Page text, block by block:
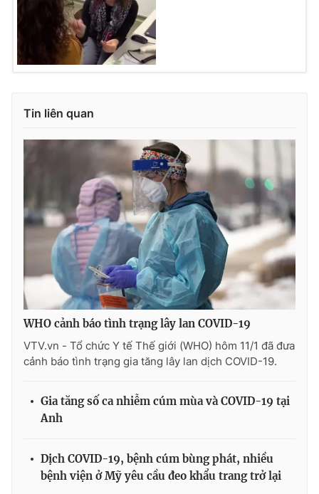
Ðiện thoại Thời báo VTV:024.66 897 897
toasoan@vtv.vn
Liên hệ quảng cáo:024-7300.7108
® Cấm sao chép dưới mọi hình thức nếu không có sự chấp
thuận bằng văn bản. Ghi rõ nguồn VTV.vn khi phát hành lại
thông tin từ website này.
Tin liên quan
WHO cảnh báo tình trạng lây lan COVID-19
VTV.vn - Tổ chức Y tế Thế giới (WHO) hôm 11/1 đã đưa
cảnh báo tình trạng gia tăng lây lan dịch COVID-19.
Gia tăng số ca nhiễm cúm mùa và COVID-19 tại
Anh
Dịch COVID-19, bệnh cúm bùng phát, nhiều
bệnh viện ở Mỹ yêu cầu đeo khẩu trang trở lại